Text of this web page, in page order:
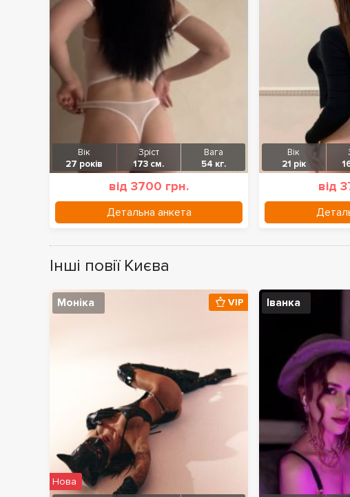
Вік
27 років
Зріст
173 см.
Вага
54 кг.
від 3700 грн.
Детальна анкета
Вік
21 рік
від
Інші повії Києва
Моніка VIP
Нова
Іванка